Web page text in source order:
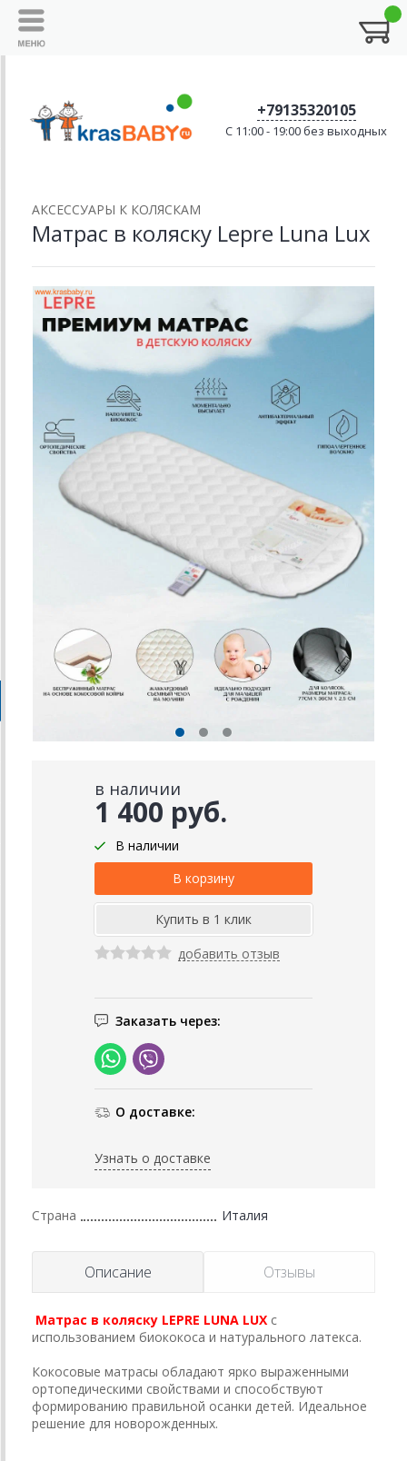
+79135320105
C 11:00 - 19:00 без выходных
АКСЕССУАРЫ К КОЛЯСКАМ
Матрас в коляску Lepre Luna Lux
в наличии
1 400 руб.
В наличии
добавить отзыв
Заказать через:
О доставке:
Узнать о доставке
Страна Италия
Описание Отзывы
Матрас в коляску LEPRE LUNA LUX с
использованием биококоса и натурального латекса.
Кокосовые матрасы обладают ярко выраженными
ортопедическими свойствами и способствуют
формированию правильной осанки детей. Идеальное
решение для новорожденных.